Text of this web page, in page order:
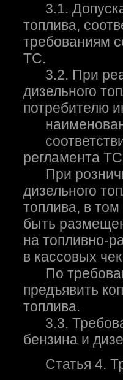
3.1.
топлива,
требованиям
ТС.
3.2. При
дизельного
потребителю
регламента
При
дизельного
топлива, в
быть
на топливно-
в кассовых
По
предъявить
топлива.
3.3.
бензина и
Статья 4.